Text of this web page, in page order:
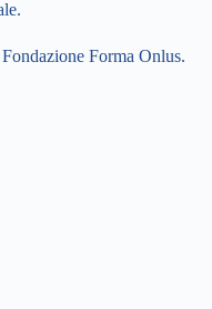
Forma Onlus.